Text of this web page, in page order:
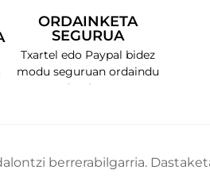
ORDAINKETA
SEGURUA
Txartel edo Paypal bidez
modu seguruan ordaindu
dezakezu
berrerabilgarria.